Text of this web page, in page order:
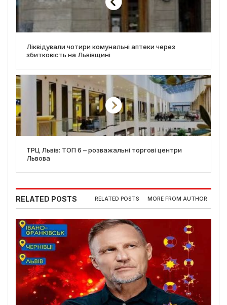
Ліквідували чотири комунальні аптеки через
збитковість на Львівщині
ТРЦ Львів: ТОП 6 – розважальні торгові центри
Львова
RELATED POSTS RELATED POSTS MORE FROM AUTHOR